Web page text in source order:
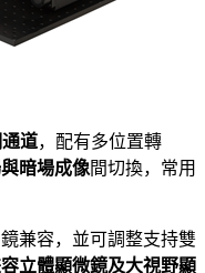
道，配有多位置轉
暗場成像間切換，常用
兼容，並可調整支持雙
立體顯微鏡及大視野顯